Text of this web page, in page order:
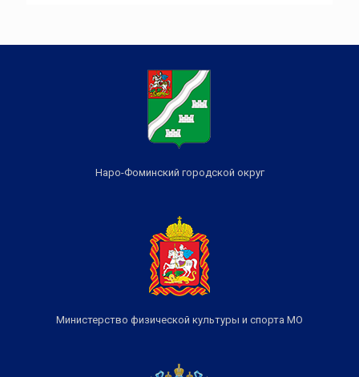
Наро-Фоминский городской округ
Министерство физической культуры и спорта МО